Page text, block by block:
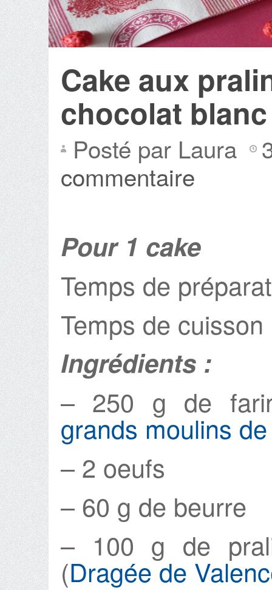
Cake aux
chocolat blanc
Posté par Laura
commentaire
Pour 1 cake
Temps de
Temps de
Ingrédients :
– 250 g de
grands moulins
– 2 oeufs
– 60 g de beurre
– 100 g de
(Dragée de